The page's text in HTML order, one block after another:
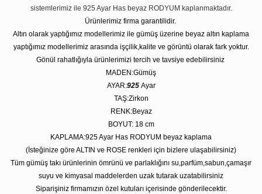
sistemlerimiz ile 925 Ayar Has beyaz RODYUM kaplanmaktadır.
Ürünlerimiz firma garantilidir.
Altın olarak yaptığımız modellerimiz ile gümüş üzerine beyaz altın kaplama
yaptığımız modellerimiz arasında işçilik,kalite ve görüntü olarak fark yoktur.
Gönül rahatlığıyla ürünlerimizi tercih ve tavsiye edebilirsiniz
MADEN:Gümüş
AYAR:925 Ayar
TAŞ:Zirkon
RENK:Beyaz
BOYUT: 18 cm
KAPLAMA:925 Ayar Has RODYUM beyaz kaplama
(İsteğinize göre ALTIN ve ROSE renkleri için bizlere ulaşabilirsiniz)
Tüm gümüş takı ürünlerinin ömrünü ve parlaklığını su,parfüm,sabun,çamaşır
suyu ve kimyasal maddelerden uzak tutarak uzatabilirsiniz
Siparişiniz firmamızın özel kutuları içerisinde gönderilecektir.